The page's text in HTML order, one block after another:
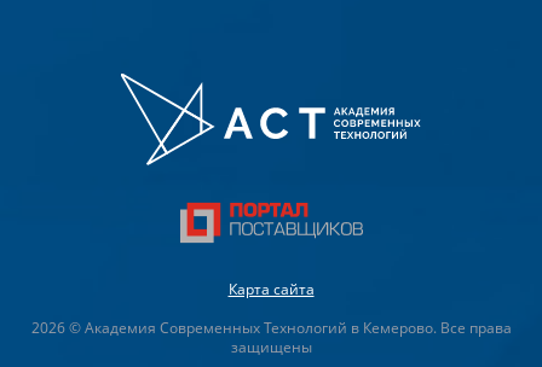
Карта сайта
2026 © Академия Современных Технологий в Кемерово. Все права
защищены